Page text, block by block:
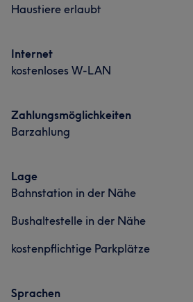
Haustiere erlaubt
Internet
kostenloses W-LAN
Zahlungsmöglichkeiten
Barzahlung
Lage
Bahnstation in der Nähe
Bushaltestelle in der Nähe
kostenpflichtige Parkplätze
Sprachen